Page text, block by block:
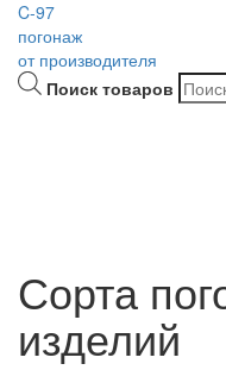
C-97
погонаж
от производителя
Поиск товаров
Сорта
изделий